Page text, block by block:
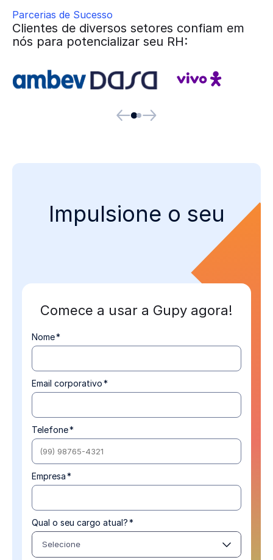
Clientes de diversos setores confiam em
nós para potencializar seu RH:
Parcerias de Sucesso
Impulsione o seu
Comportamental
Comece a usar a Gupy agora!
Nome*
Email corporativo*
Telefone*
Empresa*
Qual o seu cargo atual?*
Selecione